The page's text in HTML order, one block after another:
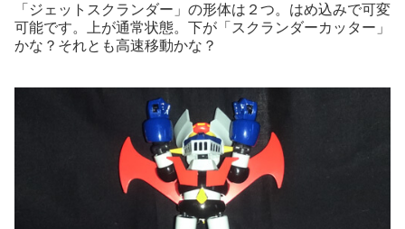
「ジェットスクランダー」の形体は２つ。はめ込みで可変
可能です。上が通常状態。下が「スクランダーカッター」
かな？それとも高速移動かな？